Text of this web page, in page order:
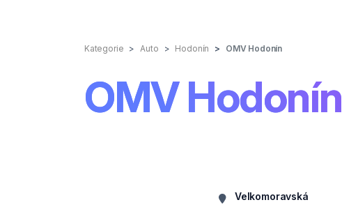
Kategorie Auto Hodonín OMV Hodonín
OMV Hodonín
Velkomoravská